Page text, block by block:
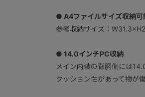
● A4ファイルサイズ収納可
参考収納サイズ：
● 14.0インチPC収納
メイン内装の背胴側には
クッション性があって物が